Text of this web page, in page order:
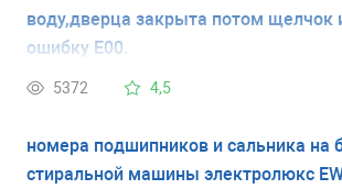
воду,дверца закрыта потом щелчок
ошибку E00.
5372 4,5
номера подшипников и сальника на
стиральной машины электролюкс